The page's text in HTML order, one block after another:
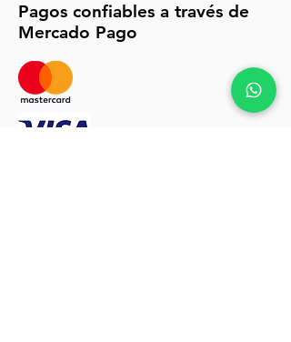
Pagos confiables a través de
Mercado Pago